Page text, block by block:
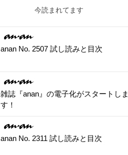
今読まれてます
anan No. 2507 試し読みと目次
雑誌『anan』の電子化がスタートしま
す！
anan No. 2311 試し読みと目次